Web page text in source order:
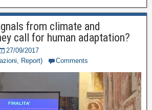
from climate and
call for human adaptation?
27/09/2017
Report)
Comments